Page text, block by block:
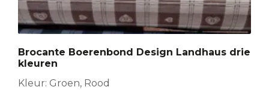
Brocante Boerenbond Design Landhaus drie
kleuren
Kleur: Groen, Rood
variaties.
Deze
kan
gekozen
worden